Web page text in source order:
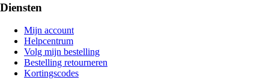
Diensten
Mijn account
Helpcentrum
Volg mijn bestelling
Bestelling retourneren
Kortingscodes